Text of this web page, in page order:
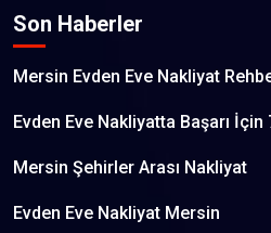
Son Haberler
Mersin Evden Eve Nakliyat
Evden Eve Nakliyatta Başarı İçin
Mersin Şehirler Arası Nakliyat
Evden Eve Nakliyat Mersin